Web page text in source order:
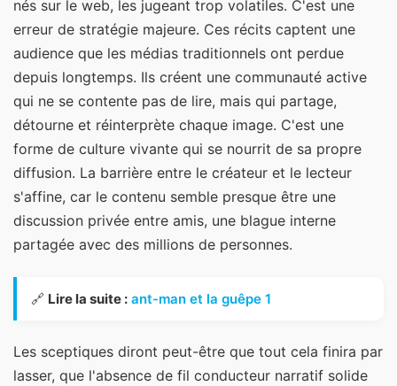
nés sur le web, les jugeant trop volatiles. C'est une
erreur de stratégie majeure. Ces récits captent une
audience que les médias traditionnels ont perdue
depuis longtemps. Ils créent une communauté active
qui ne se contente pas de lire, mais qui partage,
détourne et réinterprète chaque image. C'est une
forme de culture vivante qui se nourrit de sa propre
diffusion. La barrière entre le créateur et le lecteur
s'affine, car le contenu semble presque être une
discussion privée entre amis, une blague interne
partagée avec des millions de personnes.
🔗 Lire la suite : ant-man et la guêpe 1
Les sceptiques diront peut-être que tout cela finira par
lasser, que l'absence de fil conducteur narratif solide